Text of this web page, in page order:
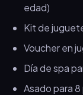
edad)
Kit de
Voucher en
Día de spa
Asado para